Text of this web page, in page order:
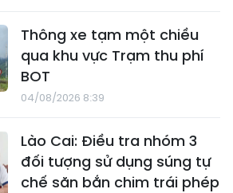
Thông xe tạm một chiều
qua khu vực Trạm thu phí
BOT
04/08/2026 8:39
Lào Cai: Điều tra nhóm 3
đối tượng sử dụng súng tự
chế săn bắn chim trái phép